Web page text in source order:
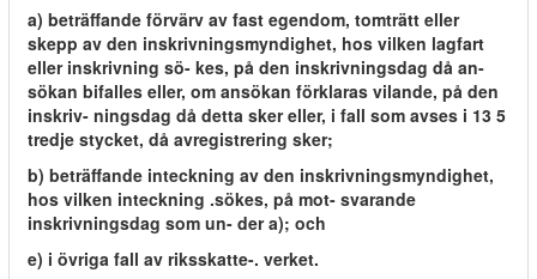
a) beträffande förvärv av fast egendom, tomträtt eller
skepp av den inskrivningsmyndighet, hos vilken lagfart
eller inskrivning sö- kes, på den inskrivningsdag då an-
sökan bifalles eller, om ansökan förklaras vilande, på den
inskriv- ningsdag då detta sker eller, i fall som avses i 13 5
tredje stycket, då avregistrering sker;
b) beträffande inteckning av den inskrivningsmyndighet,
hos vilken inteckning .sökes, på mot- svarande
inskrivningsdag som un- der a); och
e) i övriga fall av riksskatte-. verket.